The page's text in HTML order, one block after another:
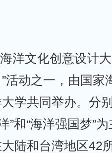
洋文化创意设计
活动之一，由国家
学共同举办。分
”和“海洋强国梦”
陆和台湾地区42